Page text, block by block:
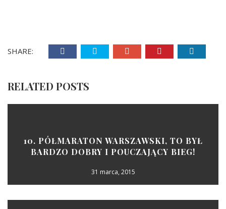
SHARE:
RELATED POSTS
10. PÓŁMARATON WARSZAWSKI, TO BYŁ
BARDZO DOBRY I POUCZAJĄCY BIEG!
31 marca, 2015